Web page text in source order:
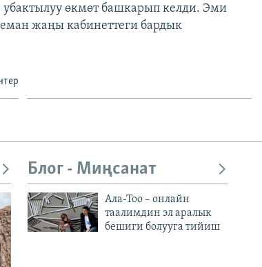
өкмөт башкарып келди. Эми
жаңы кабинеттеги бардык
Блог - Миңсанат
Ала-Тоо – онлайн
таалимдин эл аралык
бешиги болууга тийиш